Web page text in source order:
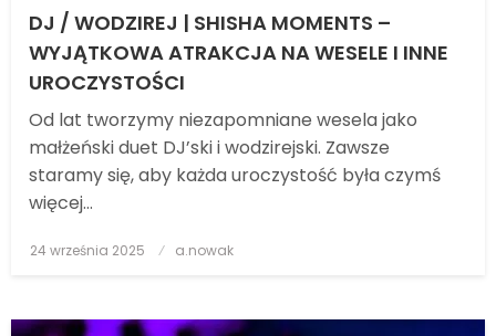
DJ / WODZIREJ | SHISHA MOMENTS –
WYJĄTKOWA ATRAKCJA NA WESELE I INNE
UROCZYSTOŚCI
Od lat tworzymy niezapomniane wesela jako
małżeński duet DJ’ski i wodzirejski. Zawsze
staramy się, aby każda uroczystość była czymś
więcej…
Posted
24 września 2025 a.nowak